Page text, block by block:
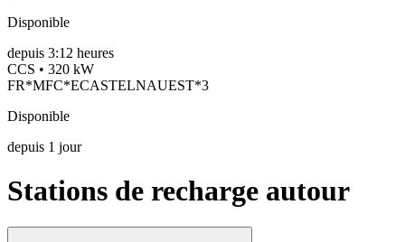
Disponible
depuis 3:12 heures
CCS • 320 kW
FR*MFC*ECASTELNAUEST*3
Disponible
depuis 1 jour
Stations de recharge autour